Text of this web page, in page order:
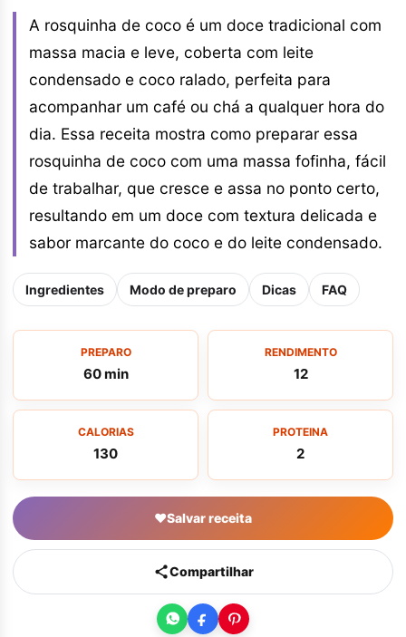
A rosquinha de coco é um doce tradicional com
massa macia e leve, coberta com leite
condensado e coco ralado, perfeita para
acompanhar um café ou chá a qualquer hora do
dia. Essa receita mostra como preparar essa
rosquinha de coco com uma massa fofinha, fácil
de trabalhar, que cresce e assa no ponto certo,
resultando em um doce com textura delicada e
sabor marcante do coco e do leite condensado.
Ingredientes Modo de preparo Dicas FAQ
PREPARO
60 min
RENDIMENTO
12
CALORIAS
130
PROTEINA
2
♥Salvar receita
Compartilhar